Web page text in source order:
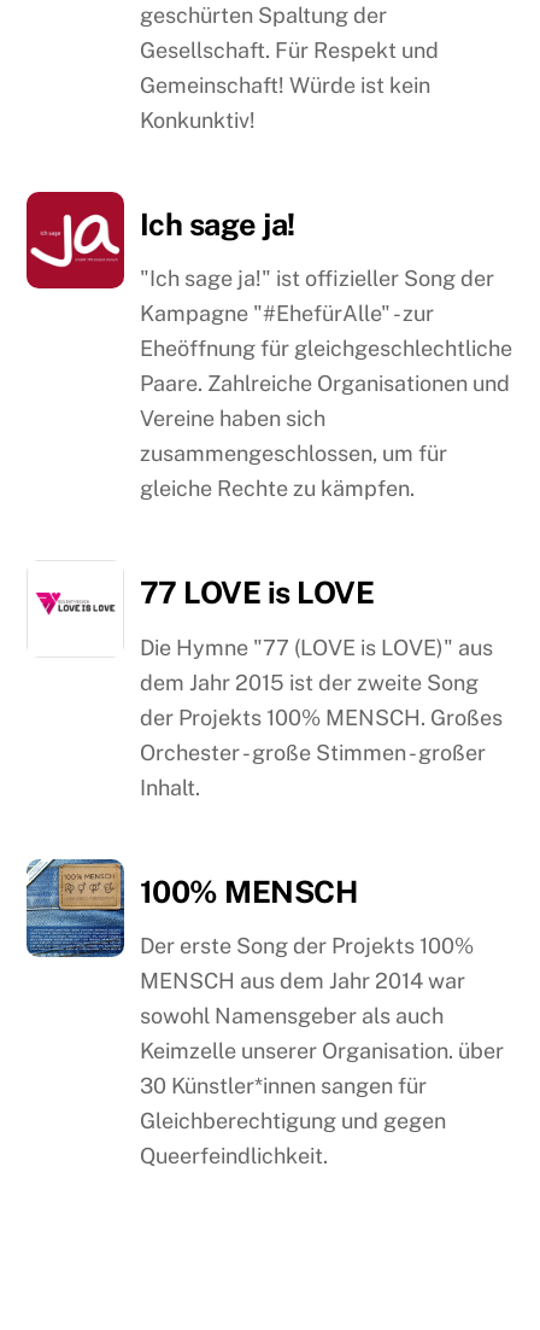
geschürten Spaltung der
Gesellschaft. Für Respekt und
Gemeinschaft! Würde ist kein
Konkunktiv!
Ich sage ja!
"Ich sage ja!" ist offizieller Song der
Kampagne "#EhefürAlle" - zur
Eheöffnung für gleichgeschlechtliche
Paare. Zahlreiche Organisationen und
Vereine haben sich
zusammengeschlossen, um für
gleiche Rechte zu kämpfen.
77 LOVE is LOVE
Die Hymne "77 (LOVE is LOVE)" aus
dem Jahr 2015 ist der zweite Song
der Projekts 100% MENSCH. Großes
Orchester - große Stimmen - großer
Inhalt.
100% MENSCH
Der erste Song der Projekts 100%
MENSCH aus dem Jahr 2014 war
sowohl Namensgeber als auch
Keimzelle unserer Organisation. über
30 Künstler*innen sangen für
Gleichberechtigung und gegen
Queerfeindlichkeit.